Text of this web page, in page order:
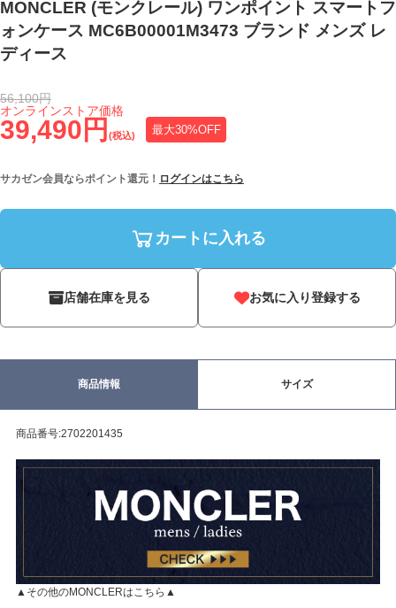
MONCLER (モンクレール) ワンポイント スマートフ
ォンケース MC6B00001M3473 ブランド メンズ レ
ディース
39,490円 (税込) 最大30%OFF
オンラインストア価格
56,100円
サカゼン会員ならポイント還元！ ログインはこちら
カートに入れる
店舗在庫を見る お気に入り登録する
商品情報 サイズ
商品番号:2702201435
▲その他のMONCLERはこちら▲